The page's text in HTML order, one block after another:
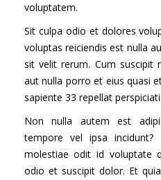
voluptatem.
Sit culpa odio et dolores
voluptas reiciendis est nulla
sit velit rerum. Cum suscipit
aut nulla porro et eius quasi
sapiente 33 repellat
Non nulla autem est
tempore vel ipsa
molestiae odit id voluptate
odio et suscipit dolor. Et